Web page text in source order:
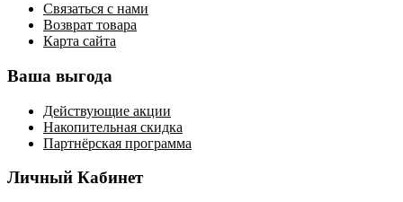
Связаться с нами
Возврат товара
Карта сайта
Ваша выгода
Действующие акции
Накопительная скидка
Партнёрская программа
Личный Кабинет